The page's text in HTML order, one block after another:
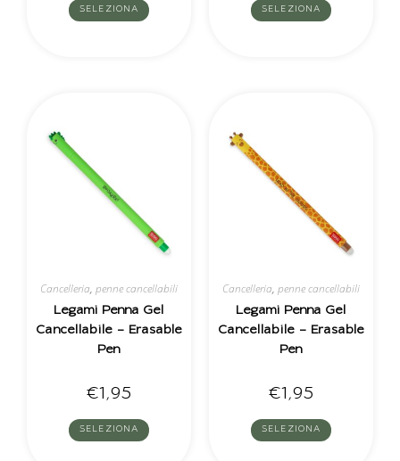
SELEZIONA SELEZIONA
Cancelleria, penne cancellabili
Legami Penna Gel
Cancellabile – Erasable
Pen
€1,95
SELEZIONA
Cancelleria, penne cancellabili
Legami Penna Gel
Cancellabile – Erasable
Pen
€1,95
SELEZIONA